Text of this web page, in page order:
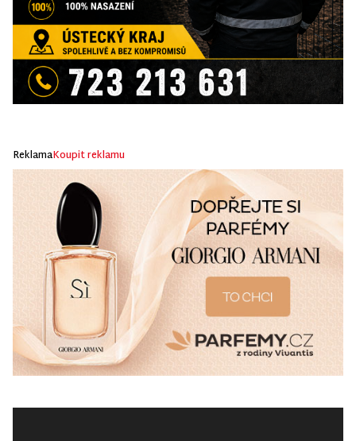
ReklamaKoupit reklamu